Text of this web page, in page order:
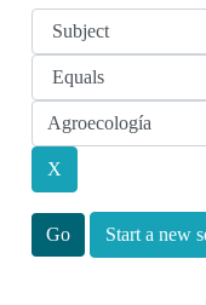
Start a new